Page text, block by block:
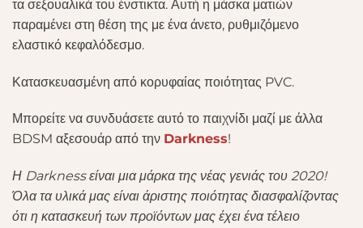
τα σεξουαλικά του ένστικτα. Αυτή η μάσκα ματιών
παραμένει στη θέση της με ένα άνετο, ρυθμιζόμενο
ελαστικό κεφαλόδεσμο.
Κατασκευασμένη από κορυφαίας ποιότητας PVC.
Μπορείτε να συνδυάσετε αυτό το παιχνίδι μαζί με άλλα
BDSM αξεσουάρ από την Darkness!
Η Darkness είναι μια μάρκα της νέας γενιάς του 2020!
Όλα τα υλικά μας είναι άριστης ποιότητας διασφαλίζοντας
ότι η κατασκευή των προϊόντων μας έχει ένα τέλειο